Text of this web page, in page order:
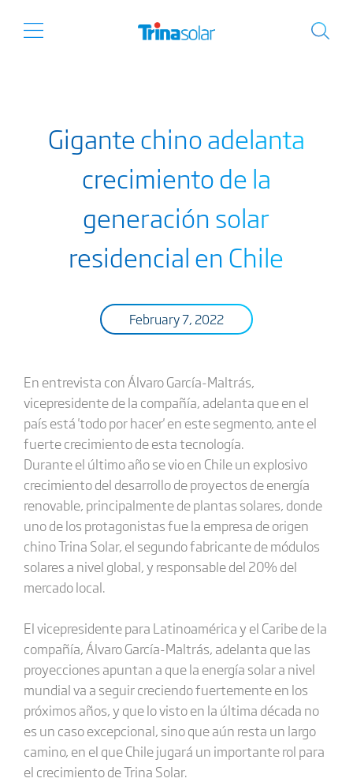
Gigante chino adelanta
crecimiento de la
generación solar
residencial en Chile
February 7, 2022
En entrevista con Álvaro García-Maltrás,
vicepresidente de la compañía, adelanta que en el
país está 'todo por hacer' en este segmento, ante el
fuerte crecimiento de esta tecnología.
Durante el último año se vio en Chile un explosivo
crecimiento del desarrollo de proyectos de energía
renovable, principalmente de plantas solares, donde
uno de los protagonistas fue la empresa de origen
chino Trina Solar, el segundo fabricante de módulos
solares a nivel global, y responsable del 20% del
mercado local.
El vicepresidente para Latinoamérica y el Caribe de la
compañía, Álvaro García-Maltrás, adelanta que las
proyecciones apuntan a que la energía solar a nivel
mundial va a seguir creciendo fuertemente en los
próximos años, y que lo visto en la última década no
es un caso excepcional, sino que aún resta un largo
camino, en el que Chile jugará un importante rol para
el crecimiento de Trina Solar.